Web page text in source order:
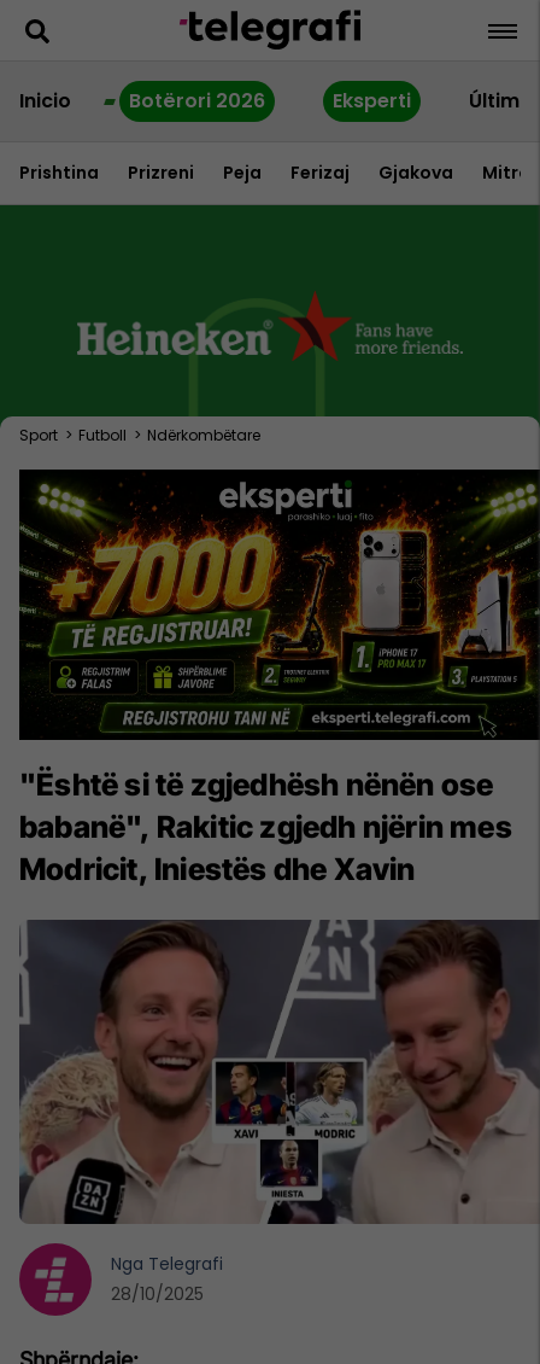
Inicio Botërori 2026 Eksperti
Prishtina Prizreni Peja Ferizaj Gjakova
Sport > Futboll > Ndërkombëtare
"Është si të zgjedhësh nënën ose
babanë", Rakitic zgjedh njërin mes
Modricit, Iniestës dhe Xavin
Nga Telegrafi
28/10/2025